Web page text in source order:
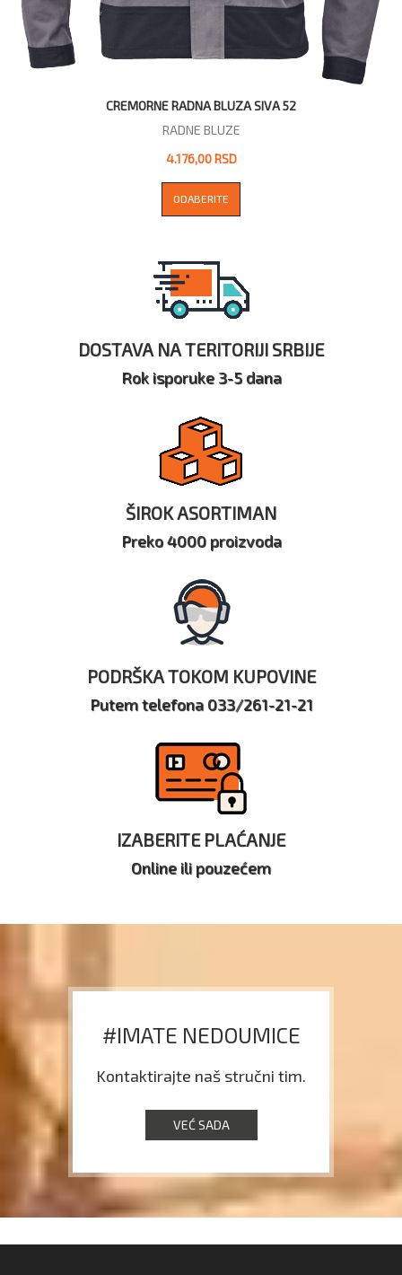
CREMORNE RADNA BLUZA SIVA 52
RADNE BLUZE
4.176,00 RSD
ODABERITE
DOSTAVA NA TERITORIJI SRBIJE
Rok isporuke 3-5 dana
ŠIROK ASORTIMAN
Preko 4000 proizvoda
PODRŠKA TOKOM KUPOVINE
Putem telefona 033/261-21-21
IZABERITE PLAĆANJE
Online ili pouzećem
#IMATE NEDOUMICE
Kontaktirajte naš stručni tim.
VEĆ SADA